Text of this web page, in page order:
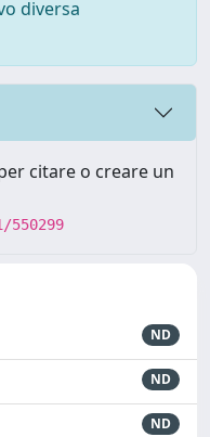
diversa
citare o creare un
ND
ND
ND